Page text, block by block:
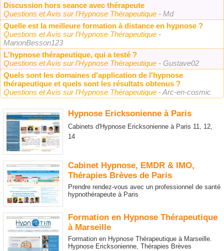
Discussion hors seance avec thérapeute
Questions et Avis sur l'Hypnose Thérapeutique - Md
Quelle est la meilleure formation à distance en hypnose ?
Questions et Avis sur l'Hypnose Thérapeutique -
ManonBesson123
L'hypnose thérapeutique, qui a testé ?
Questions et Avis sur l'Hypnose Thérapeutique - Gustave02
Quels sont les domaines d'application de l'hypnose
thérapeutique et quels sont les résultats obtenus ?
Questions et Avis sur l'Hypnose Thérapeutique - Arc-en-cosmic
Hypnose Ericksonienne à Paris
Cabinets d'Hypnose Ericksonienne à Paris 11, 12,
14
Cabinet Hypnose, EMDR & IMO,
Thérapies Brèves de Paris
Prendre rendez-vous avec un professionnel de santé
hypnothérapeute à Paris
Formation en Hypnose Thérapeutique
à Marseille
Formation en Hypnose Thérapeutique à Marseille.
Hypnose Ericksonienne, Thérapies Brèves